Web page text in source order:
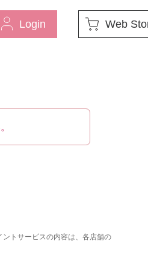
Login Web
トサービスの内容は、各店舗の